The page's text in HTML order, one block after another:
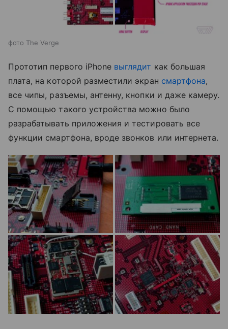
фото The Verge
Прототип первого iPhone выглядит как большая
плата, на которой разместили экран смартфона,
все чипы, разъемы, антенну, кнопки и даже камеру.
С помощью такого устройства можно было
разрабатывать приложения и тестировать все
функции смартфона, вроде звонков или интернета.